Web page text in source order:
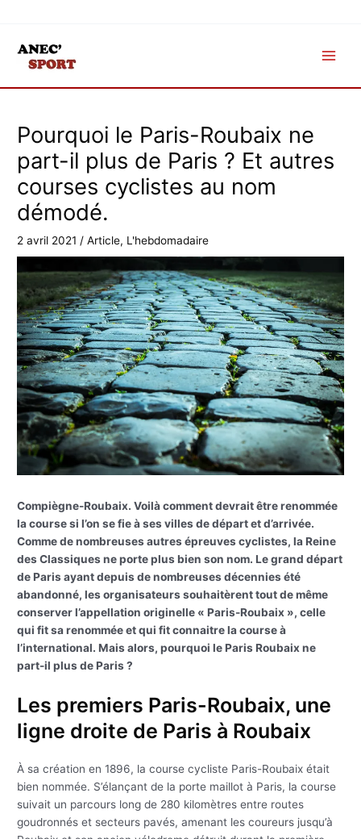
contenu
Pourquoi le Paris-Roubaix ne
part-il plus de Paris ? Et autres
courses cyclistes au nom
démodé.
2 avril 2021 /Article, L'hebdomadaire
Compiègne-Roubaix. Voilà comment devrait être renommée
la course si l’on se fie à ses villes de départ et d’arrivée.
Comme de nombreuses autres épreuves cyclistes, la Reine
des Classiques ne porte plus bien son nom. Le grand départ
de Paris ayant depuis de nombreuses décennies été
abandonné, les organisateurs souhaitèrent tout de même
conserver l’appellation originelle « Paris-Roubaix », celle
qui fit sa renommée et qui fit connaitre la course à
l’international. Mais alors, pourquoi le Paris Roubaix ne
part-il plus de Paris ?
Les premiers Paris-Roubaix, une
ligne droite de Paris à Roubaix
À sa création en 1896, la course cycliste Paris-Roubaix était
bien nommée. S’élançant de la porte maillot à Paris, la course
suivait un parcours long de 280 kilomètres entre routes
goudronnés et secteurs pavés, amenant les coureurs jusqu’à